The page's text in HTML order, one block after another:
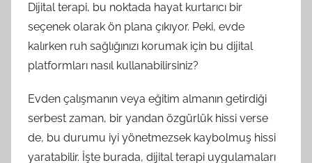
Dijital terapi, bu noktada hayat kurtarıcı bir
seçenek olarak ön plana çıkıyor. Peki, evde
kalırken ruh sağlığınızı korumak için bu dijital
platformları nasıl kullanabilirsiniz?
Evden çalışmanın veya eğitim almanın getirdiği
serbest zaman, bir yandan özgürlük hissi verse
de, bu durumu iyi yönetmezsek kaybolmuş hissi
yaratabilir. İşte burada, dijital terapi uygulamaları